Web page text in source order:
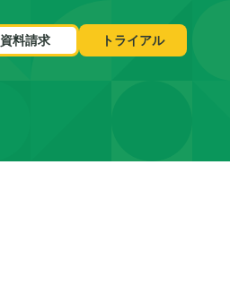
資料請求 トライアル